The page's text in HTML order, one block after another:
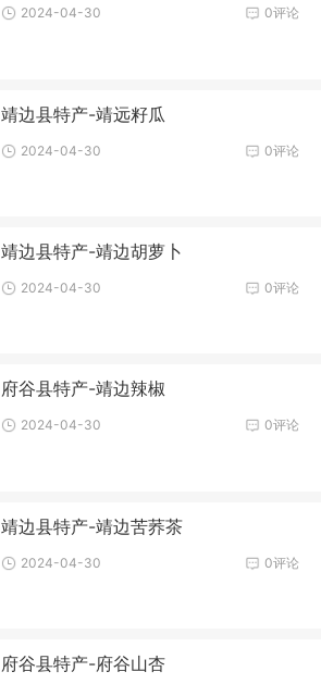
0评论
2024-04-30
靖边县特产-靖远籽瓜
0评论
2024-04-30
靖边县特产-靖边胡萝卜
0评论
2024-04-30
府谷县特产-靖边辣椒
0评论
2024-04-30
靖边县特产-靖边苦荞茶
0评论
2024-04-30
府谷县特产-府谷山杏